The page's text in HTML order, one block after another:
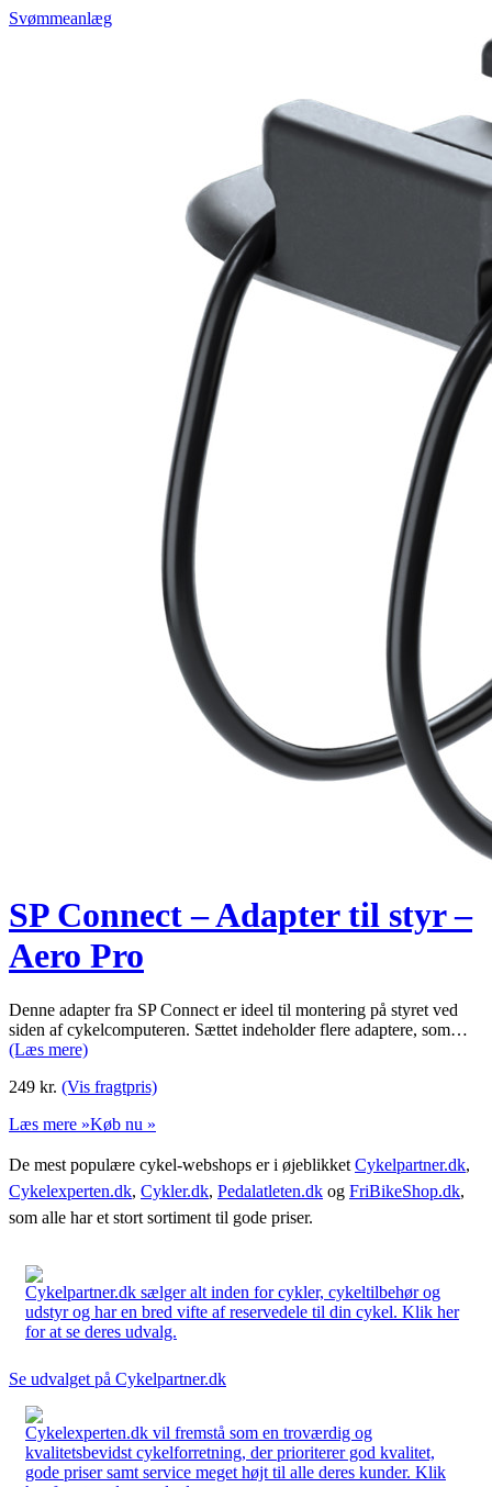
Svømmeanlæg
SP Connect – Adapter til styr –
Aero Pro
Denne adapter fra SP Connect er ideel til montering på styret ved
siden af cykelcomputeren. Sættet indeholder flere adaptere, som…
(Læs mere)
249 kr. (Vis fragtpris)
Læs mere »Køb nu »
De mest populære cykel-webshops er i øjeblikket Cykelpartner.dk,
Cykelexperten.dk, Cykler.dk, Pedalatleten.dk og FriBikeShop.dk,
som alle har et stort sortiment til gode priser.
Cykelpartner.dk sælger alt inden for cykler, cykeltilbehør og
udstyr og har en bred vifte af reservedele til din cykel. Klik her
for at se deres udvalg.
Se udvalget på Cykelpartner.dk
Cykelexperten.dk vil fremstå som en troværdig og
kvalitetsbevidst cykelforretning, der prioriterer god kvalitet,
gode priser samt service meget højt til alle deres kunder. Klik